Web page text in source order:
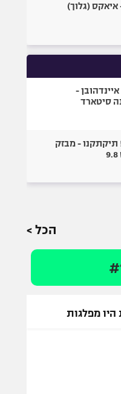
איאקס (גלוך)
-
סיטארד
תיקתקנו - מבזק
הכל >
מפלגות